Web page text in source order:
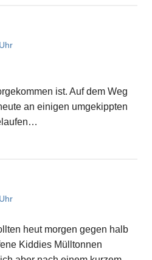
ist. Auf dem Weg
an einigen umgekippten
heut morgen gegen halb
Kiddies Mülltonnen